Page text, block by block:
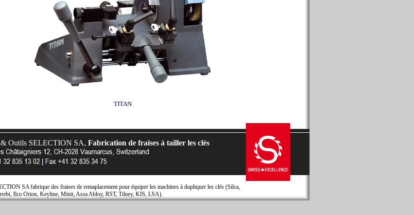
TITAN
& Outils SELECTION SA, Fabrication de fraises à tailler les clés
SA fabrique des fraises de remaplacement pour équiper les machines à dupliquer les clés (Silca,
Ilco Orion, Keyline, Minit, Assa Abloy, RST, Tilney, KIS, LSA).